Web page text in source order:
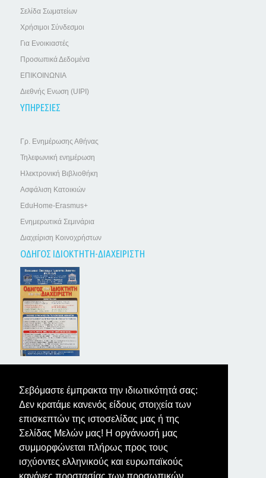
Σεβόμαστε έμπρακτα την ιδιωτικότητά σας:
Δεν κρατάμε κανενός είδους στοιχεία των
επισκεπτών της ιστοσελίδας μας ή της
Σελίδας Μελών μας! Η οργάνωσή μας
συμμορφώνεται πλήρως προς τους
ισχύοντες ελληνικούς και ευρωπαϊκούς
Σελίδα Σωματείων
Χρήσιμοι Σύνδεσμοι
Για Ενοικιαστές
Προσωπικά Δεδομένα
ΕΠΙΚΟΙΝΩΝΙΑ
Διεθνής Ενωση (UIPI)
ΥΠΗΡΕΣΙΕΣ
Γρ. Ενημέρωσης Αθήνας
Τηλεφωνική ενημέρωση
Ηλεκτρονική Βιβλιοθήκη
Ασφάλιση Κατοικιών
EduHome-Erasmus+
Ενημερωτικά Σεμινάρια
Διαχείριση Κοινοχρήστων
ΟΔΗΓΟΣ ΙΔΙΟΚΤΗΤΗ-ΔΙΑΧΕΙΡΙΣΤΗ
ΤΑ ΝΕΑ ΤΩΝ ΙΔΙΟΚΤΗΤΩΝ